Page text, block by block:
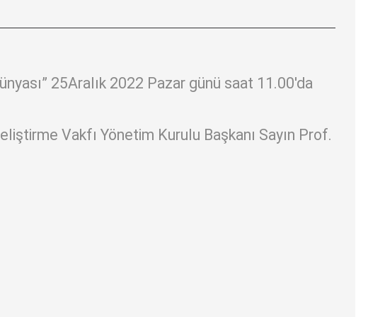
25Aralık 2022 Pazar günü saat 11.00'da
Vakfı Yönetim Kurulu Başkanı Sayın Prof.